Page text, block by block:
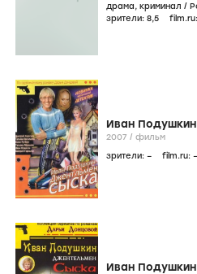
драма, криминал /
зрители: 8,5 film.ru:
Иван
2007 / фильм
зрители: – film.ru: –
Иван